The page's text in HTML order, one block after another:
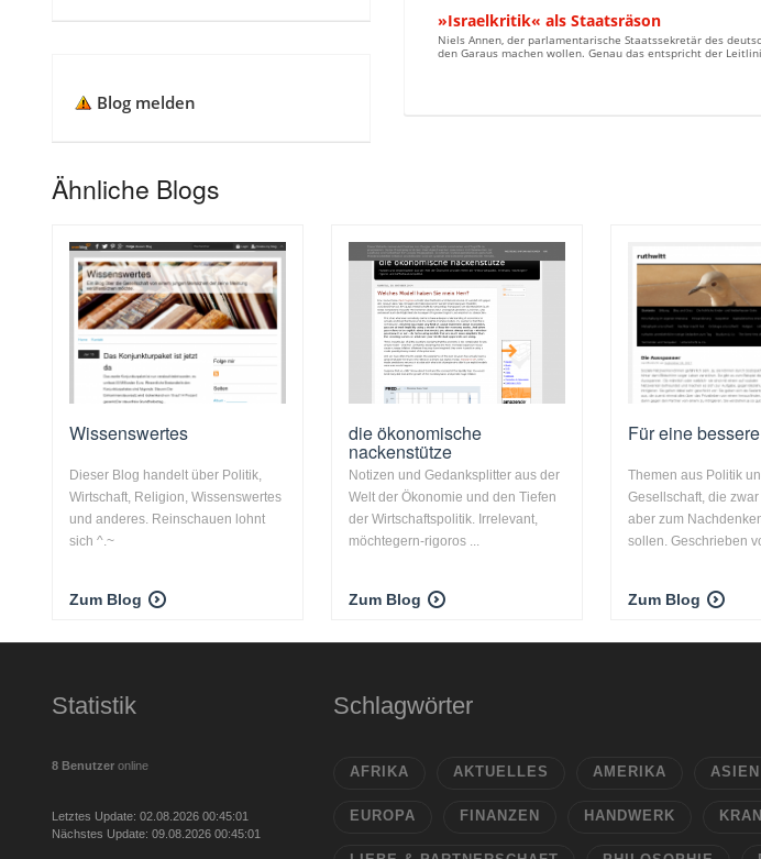
»Israelkritik« als Staatsräson
Niels Annen, der parlamentarische Staatssekretär des
den Garaus machen wollen. Genau das entspricht der
Blog melden
Ähnliche Blogs
Wissenswertes
Dieser Blog handelt über Politik,
Wirtschaft, Religion, Wissenswertes
und anderes. Reinschauen lohnt
sich ^.~
Zum Blog
die ökonomische
nackenstütze
Notizen und Gedanksplitter aus der
Welt der Ökonomie und den Tiefen
der Wirtschaftspolitik. Irrelevant,
möchtegern-rigoros ...
Zum Blog
Für eine
Themen aus Politik
Gesellschaft, die
aber zum
sollen. Geschrieben
Zum Blog
Statistik
8 Benutzer online
Letztes Update: 02.08.2026 00:45:01
Nächstes Update: 09.08.2026 00:45:01
Schlagwörter
AFRIKA AKTUELLES AMERIKA ASIEN
EUROPA FINANZEN HANDWERK